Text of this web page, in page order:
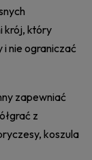
krój, który
i nie ograniczać
zapewniać
z
koszula